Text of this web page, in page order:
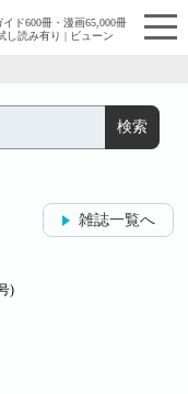
イド600冊・漫画65,000冊
し読み有り | ビューン
雑誌一覧へ
)